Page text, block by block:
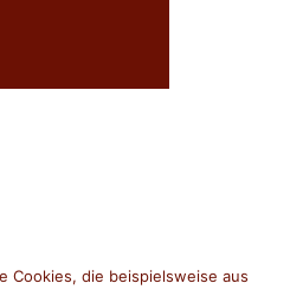
Cookies, die beispielsweise aus